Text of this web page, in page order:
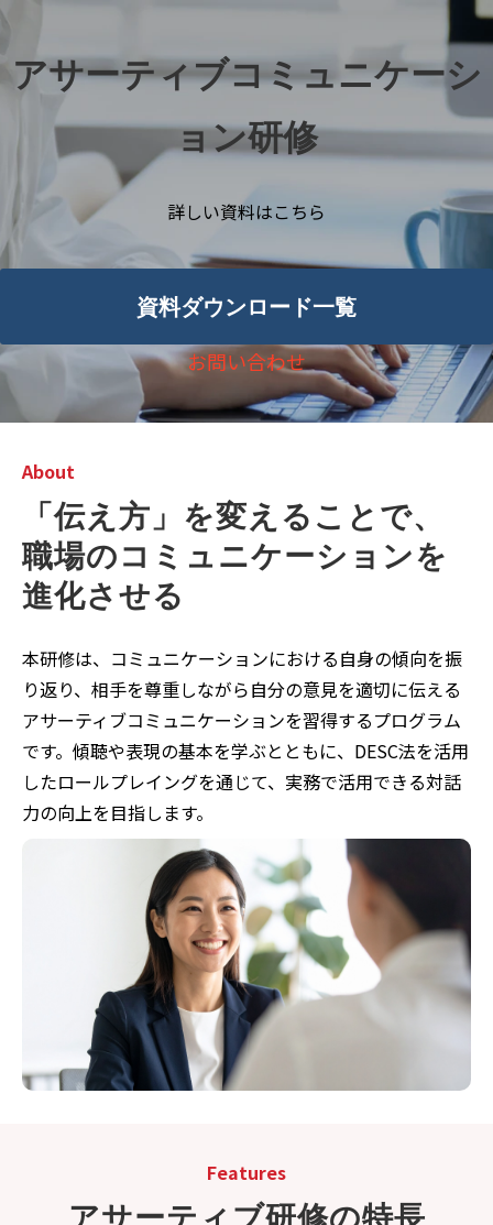
アサーティブコミュニケーシ
ョン研修
詳しい資料はこちら
資料ダウンロード一覧
お問い合わせ
About
「伝え方」を変えることで、
職場のコミュニケーションを
進化させる
本研修は、コミュニケーションにおける自身の傾向を振
り返り、相手を尊重しながら自分の意見を適切に伝える
アサーティブコミュニケーションを習得するプログラム
です。傾聴や表現の基本を学ぶとともに、DESC法を活用
したロールプレイングを通じて、実務で活用できる対話
力の向上を目指します。
Features
アサーティブ研修の特長